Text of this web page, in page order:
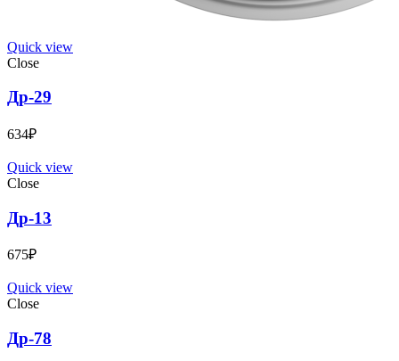
Quick view
Close
Др-29
634₽
Quick view
Close
Др-13
675₽
Quick view
Close
Др-78